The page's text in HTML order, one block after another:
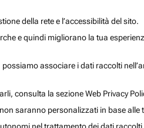
della rete e l’accessibilità del sito.
e quindi migliorano la tua
associare i dati raccolti
consulta la sezione Web Privacy
saranno personalizzati in base alle